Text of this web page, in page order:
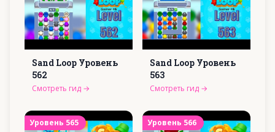
Sand Loop Уровень
562
Смотреть гид →
Sand Loop Уровень
563
Смотреть гид →
Уровень 565 Уровень 566